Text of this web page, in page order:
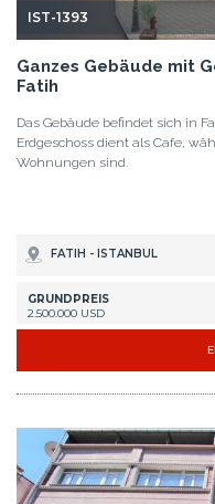
IST-1393
Ganzes Gebäude mit
Fatih
Das Gebäude befindet sich in
Erdgeschoss dient als Cafe,
Wohnungen sind.
FATIH - ISTANBUL
GRUNDPREIS
2.500.000 USD